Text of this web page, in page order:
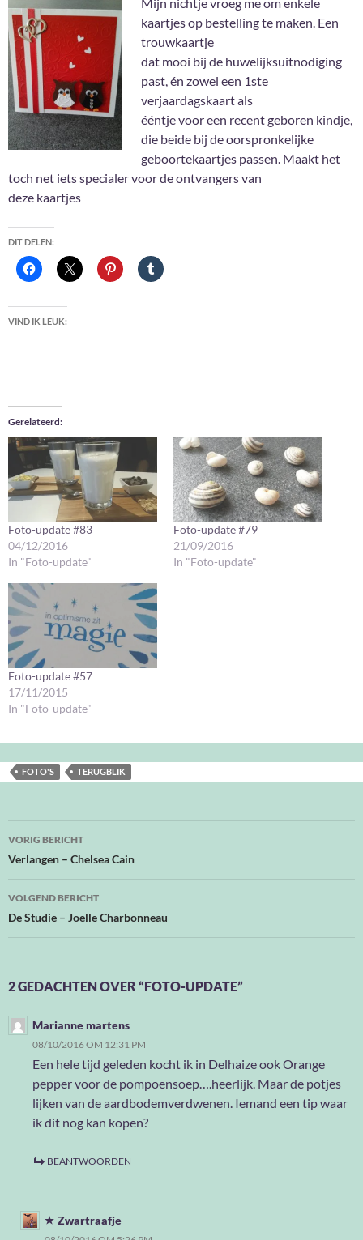
kaartjes op bestelling te maken. Een
trouwkaartje
dat mooi bij de huwelijksuitnodiging
past, én zowel een 1ste
verjaardagskaart als
ééntje voor een recent geboren kindje,
die beide bij de oorspronkelijke
geboortekaartjes passen. Maakt het
toch net iets specialer voor de ontvangers van
deze kaartjes
DIT DELEN:
VIND IK LEUK:
Gerelateerd
Foto-update #83
04/12/2016
In "Foto-update"
Foto-update #79
21/09/2016
In "Foto-update"
Foto-update #57
17/11/2015
In "Foto-update"
FOTO'S TERUGBLIK
Bericht
navigatie
VORIG BERICHT
Verlangen – Chelsea Cain
VOLGEND BERICHT
De Studie – Joelle Charbonneau
2 GEDACHTEN OVER “FOTO-UPDATE”
Marianne martens
08/10/2016 OM 12:31 PM
Een hele tijd geleden kocht ik in Delhaize ook Orange
pepper voor de pompoensoep….heerlijk. Maar de potjes
lijken van de aardbodemverdwenen. Iemand een tip waar
ik dit nog kan kopen?
BEANTWOORDEN
Zwartraafje